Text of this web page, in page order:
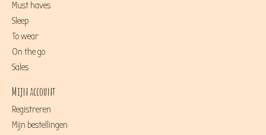
Must haves
Sleep
To wear
On the go
Sales
Mijn account
Registreren
Mijn bestellingen